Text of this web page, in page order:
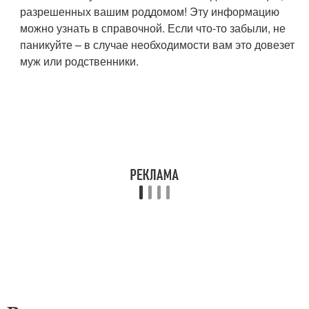
разрешенных вашим роддомом! Эту информацию
можно узнать в справочной. Если что-то забыли, не
паникуйте – в случае необходимости вам это довезет
муж или родственники.